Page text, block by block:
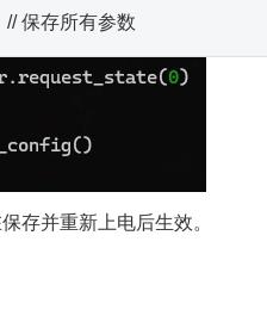
存所有参数
存并重新上电后生效。